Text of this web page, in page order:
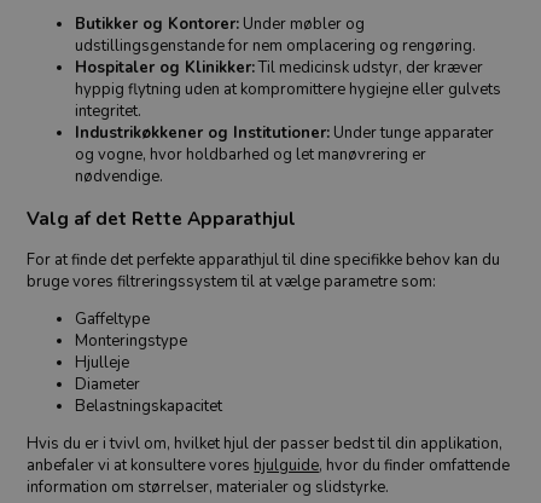
Butikker og Kontorer: Under møbler og
udstillingsgenstande for nem omplacering og rengøring.
Hospitaler og Klinikker:Til medicinsk udstyr, der kræver
hyppig flytning uden at kompromittere hygiejne eller gulvets
integritet.
Industrikøkkener og Institutioner: Under tunge apparater
og vogne, hvor holdbarhed og let manøvrering er
nødvendige.
Valg af det Rette Apparathjul
For at finde det perfekte apparathjul til dine specifikke behov kan du
bruge vores filtreringssystem til at vælge parametre som:
Gaffeltype
Monteringstype
Hjulleje
Diameter
Belastningskapacitet
Hvis du er i tvivl om, hvilket hjul der passer bedst til din applikation,
anbefaler vi at konsultere vores hjulguide, hvor du finder omfattende
information om størrelser, materialer og slidstyrke.